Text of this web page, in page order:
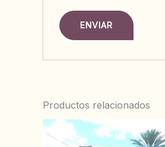
Productos relacionados